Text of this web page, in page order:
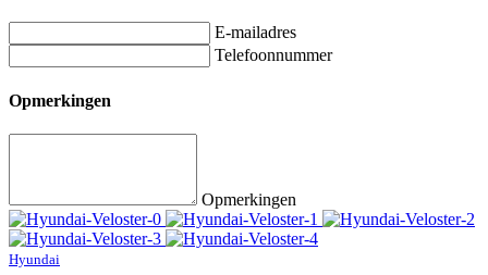
E-mailadres
Telefoonnummer
Opmerkingen
Opmerkingen
Hyundai